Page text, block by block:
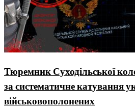
Тюремник Суходільської
за систематичне катування
військовополонених